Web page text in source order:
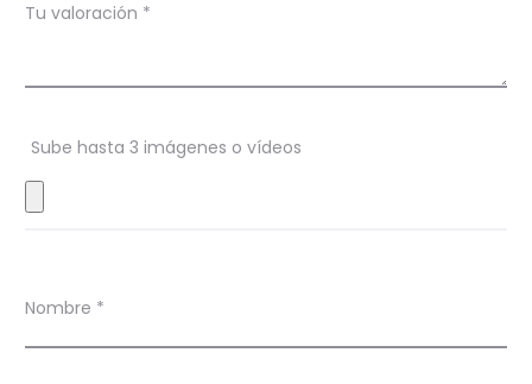
i
o
e
s
Tu valoración *
Sube hasta 3 imágenes o vídeos
Nombre *